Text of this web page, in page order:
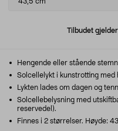
Tilbudet
Hengende eller stående
Solcellelykt i kunstrotting med
Lykten lades om dagen og
Solcellebelysning med
reservedel).
Finnes i 2 størrelser. Høyde: